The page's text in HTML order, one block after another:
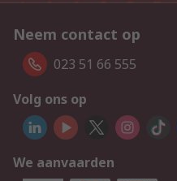
Neem contact op
023 51 66 555
Volg ons op
We aanvaarden